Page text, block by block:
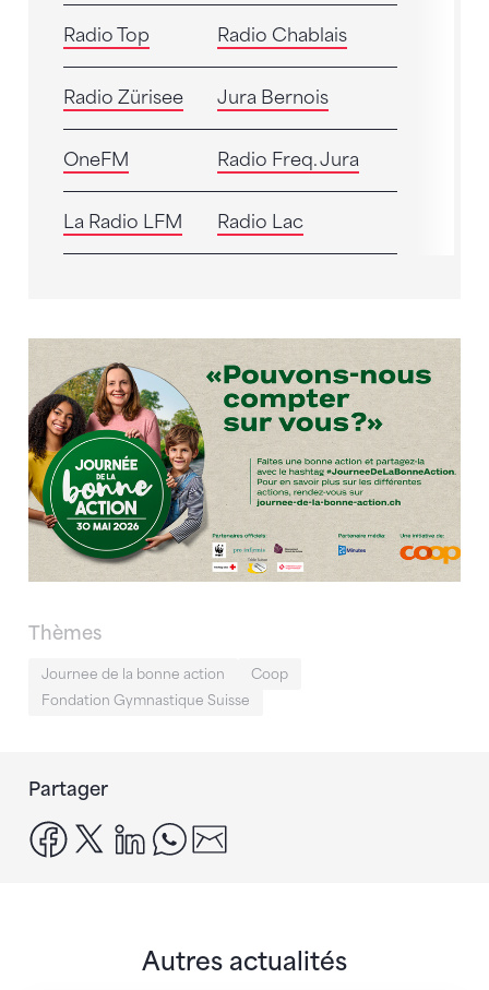
Radio Top Radio Chablais
Radio Zürisee Jura Bernois
OneFM Radio Freq. Jura
La Radio LFM Radio Lac
Thèmes
Journee de la bonne action
Coop
Fondation Gymnastique Suisse
Partager
facebook
x linkedinwhatsapp
Autres actualités